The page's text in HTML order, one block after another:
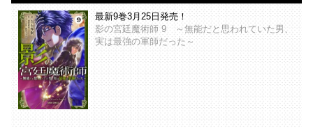
最新9巻3月25日発売！
影の宮廷魔術師 9 ～無能だと思われていた男、
実は最強の軍師だった～